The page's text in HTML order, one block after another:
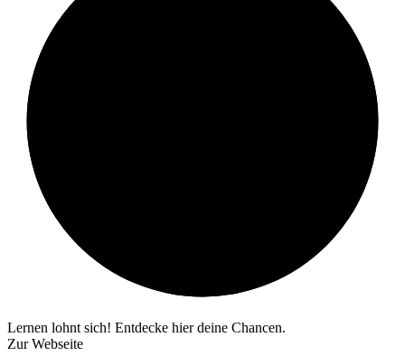
Lernen lohnt sich! Entdecke hier deine Chancen.
Zur Webseite